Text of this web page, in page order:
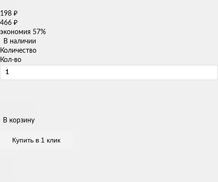
198 ₽
466 ₽
экономия 57%
В наличии
Количество
Кол-во
В корзину
Купить в 1 клик